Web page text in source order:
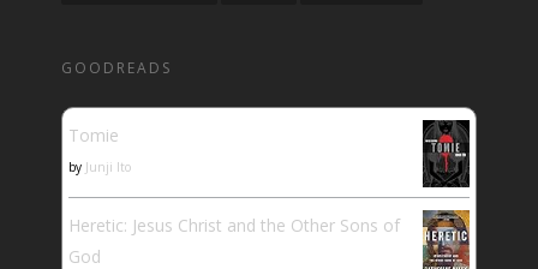
GOODREADS
Tomie
by Junji Ito
Heretic: Jesus Christ and the Other Sons of
God